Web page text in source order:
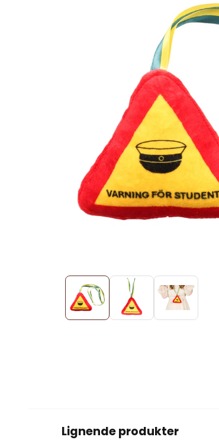
Lignende produkter